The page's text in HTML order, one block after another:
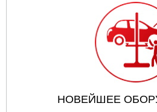
НОВЕЙШЕЕ